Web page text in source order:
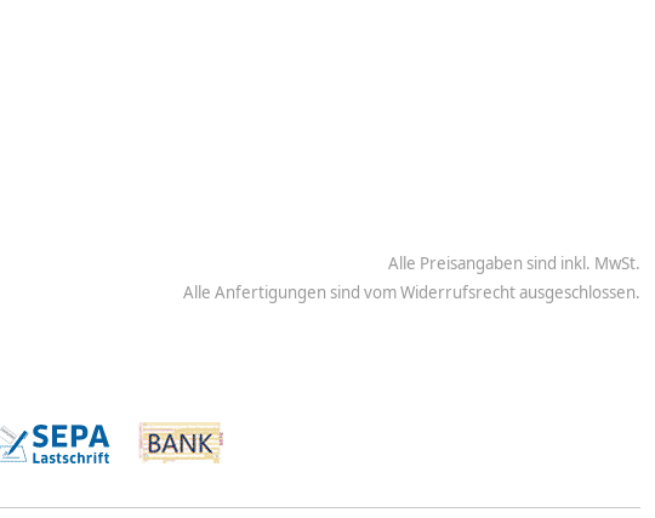
Alle Preisangaben sind inkl. MwSt.
Alle Anfertigungen sind vom Widerrufsrecht ausgeschlossen.